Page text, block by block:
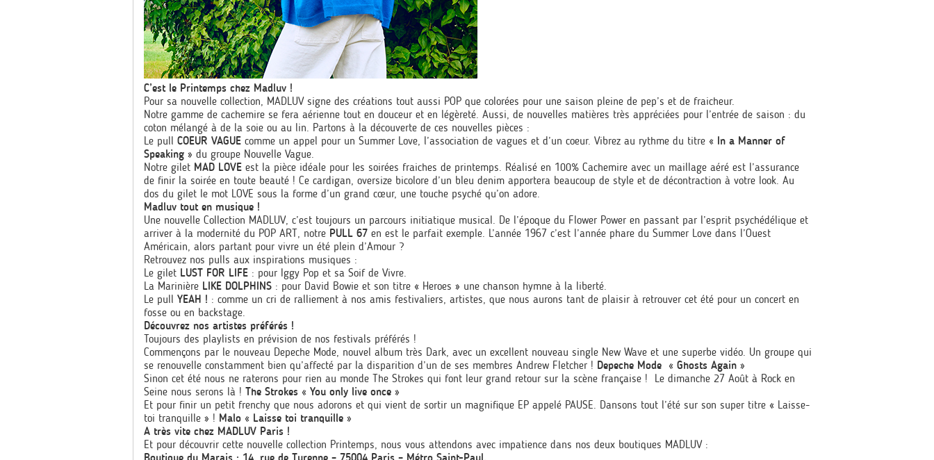
C’est le Printemps chez Madluv !
Pour sa nouvelle collection, MADLUV signe des créations tout aussi POP que colorées pour une saison pleine de pep’s et de fraicheur.
Notre gamme de cachemire se fera aérienne tout en douceur et en légèreté. Aussi, de nouvelles matières très appréciées pour l’entrée de saison : du
coton mélangé à de la soie ou au lin. Partons à la découverte de ces nouvelles pièces :
Le pull COEUR VAGUE comme un appel pour un Summer Love, l’association de vagues et d’un coeur. Vibrez au rythme du titre « In a Manner of
Speaking » du groupe Nouvelle Vague.
Notre gilet MAD LOVE est la pièce idéale pour les soirées fraiches de printemps. Réalisé en 100% Cachemire avec un maillage aéré est l’assurance
de finir la soirée en toute beauté ! Ce cardigan, oversize bicolore d’un bleu denim apportera beaucoup de style et de décontraction à votre look. Au
dos du gilet le mot LOVE sous la forme d’un grand cœur, une touche psyché qu’on adore.
Madluv tout en musique !
Une nouvelle Collection MADLUV, c’est toujours un parcours initiatique musical. De l’époque du Flower Power en passant par l’esprit psychédélique et
arriver à la modernité du POP ART, notre PULL 67 en est le parfait exemple. L’année 1967 c’est l’année phare du Summer Love dans l’Ouest
Américain, alors partant pour vivre un été plein d’Amour ?
Retrouvez nos pulls aux inspirations musiques :
Le gilet LUST FOR LIFE : pour Iggy Pop et sa Soif de Vivre.
La Marinière LIKE DOLPHINS : pour David Bowie et son titre « Heroes » une chanson hymne à la liberté.
Le pull YEAH ! : comme un cri de ralliement à nos amis festivaliers, artistes, que nous aurons tant de plaisir à retrouver cet été pour un concert en
fosse ou en backstage.
Découvrez nos artistes préférés !
Toujours des playlists en prévision de nos festivals préférés !
Commençons par le nouveau Depeche Mode, nouvel album très Dark, avec un excellent nouveau single New Wave et une superbe vidéo. Un groupe qui
se renouvelle constamment bien qu’affecté par la disparition d’un de ses membres Andrew Fletcher ! Depeche Mode « Ghosts Again »
Sinon cet été nous ne raterons pour rien au monde The Strokes qui font leur grand retour sur la scène française ! Le dimanche 27 Août à Rock en
Seine nous serons là ! The Strokes « You only live once »
Et pour finir un petit frenchy que nous adorons et qui vient de sortir un magnifique EP appelé PAUSE. Dansons tout l’été sur son super titre « Laisse-
toi tranquille » ! Malo « Laisse toi tranquille »
A très vite chez MADLUV Paris !
Et pour découvrir cette nouvelle collection Printemps, nous vous attendons avec impatience dans nos deux boutiques MADLUV :